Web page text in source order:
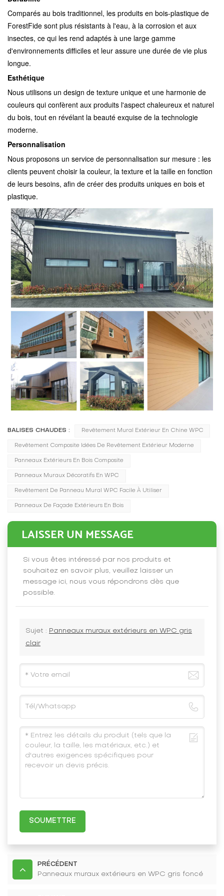
Comparés au bois traditionnel, les produits en bois-plastique de
ForestFide sont plus résistants à l'eau, à la corrosion et aux
insectes, ce qui les rend adaptés à une large gamme
d'environnements difficiles et leur assure une durée de vie plus
longue.
Esthétique
Nous utilisons un design de texture unique et une harmonie de
couleurs qui confèrent aux produits l'aspect chaleureux et naturel
du bois, tout en révélant la beauté exquise de la technologie
moderne.
Personnalisation
Nous proposons un service de personnalisation sur mesure : les
clients peuvent choisir la couleur, la texture et la taille en fonction
de leurs besoins, afin de créer des produits uniques en bois et
plastique.
BALISES CHAUDES : Revêtement Mural Extérieur En Chine WPC
Revêtement Composite Idées De Revêtement Extérieur Moderne
Panneaux Extérieurs En Bois Composite
Panneaux Muraux Décoratifs En WPC
Revêtement De Panneau Mural WPC Facile À Utiliser
Panneaux De Façade Extérieurs En Bois
LAISSER UN MESSAGE
Si vous êtes intéressé par nos produits et
souhaitez en savoir plus, veuillez laisser un
message ici, nous vous répondrons dès que
possible.
Sujet : Panneaux muraux extérieurs en WPC gris
clair
SOUMETTRE
PRÉCÉDENT
Panneaux muraux extérieurs en WPC gris foncé